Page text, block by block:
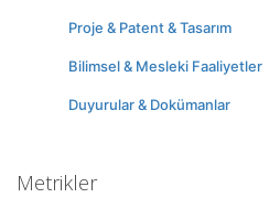
Proje & Patent & Tasarım
Bilimsel & Mesleki Faaliyetler
Duyurular & Dokümanlar
Metrikler